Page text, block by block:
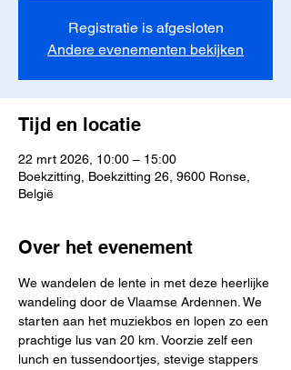
Registratie is afgesloten
Andere evenementen bekijken
Tijd en locatie
22 mrt 2026, 10:00 – 15:00
Boekzitting, Boekzitting 26, 9600 Ronse,
België
Over het evenement
We wandelen de lente in met deze heerlijke
wandeling door de Vlaamse Ardennen. We
starten aan het muziekbos en lopen zo een
prachtige lus van 20 km. Voorzie zelf een
lunch en tussendoortjes, stevige stappers